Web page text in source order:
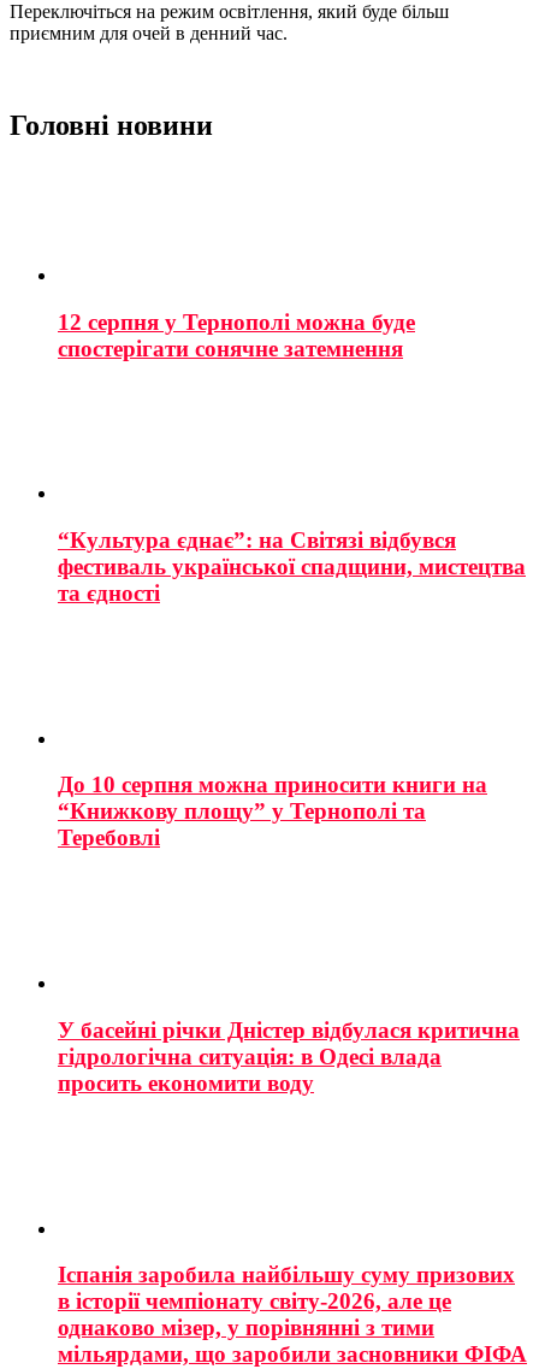
Переключіться на режим освітлення, який буде більш
приємним для очей в денний час.
Головні новини
12 серпня у Тернополі можна буде
спостерігати сонячне затемнення
“Культура єднає”: на Світязі відбувся
фестиваль української спадщини, мистецтва
та єдності
До 10 серпня можна приносити книги на
“Книжкову площу” у Тернополі та
Теребовлі
У басейні річки Дністер відбулася критична
гідрологічна ситуація: в Одесі влада
просить економити воду
Іспанія заробила найбільшу суму призових
в історії чемпіонату світу-2026, але це
однаково мізер, у порівнянні з тими
мільярдами, що заробили засновники ФІФА